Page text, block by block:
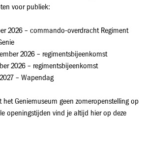
voor publiek:
2026 – commando-overdracht Regiment
2026 – regimentsbijeenkomst
2026 – regimentsbijeenkomst
– Wapendag
het Geniemuseum geen zomeropenstelling op
openingstijden vind je altijd hier op deze